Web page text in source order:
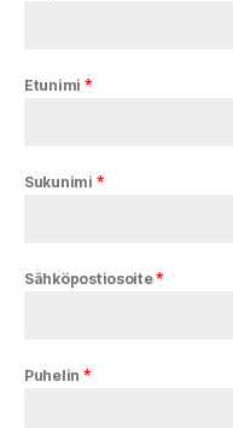
Etunimi *
Sukunimi *
Sähköpostiosoite*
Puhelin *